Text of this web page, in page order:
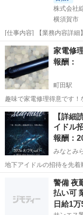
株式会社
横須賀市
[仕事内容] 【業務内容詳
どリサイクルを行う機械
資源を機械へ投入、 保全
家庭から出るプラスチック...
神奈川 横須賀市 工
家電修
報酬：
町田駅
趣味で家電修理得意です！
でスイッチ部分の不良か
かな？ ついでに同じの使
る人もいませんか？ 買っ
神奈川 相模原市 町
【詳細
イドル
報酬：
みなとみ
地下アイドルの招待を先着
までお越しいただきます！ 【日時】8/29(土) 【開場】17:10 【開演】
18:00 【場所】横浜MMブ
横浜市 みな
警備 夜
払い可
日給1